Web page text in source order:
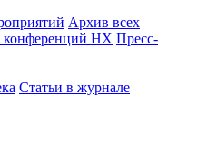
Архив всех
конференций НХ Пресс-
Статьи в журнале